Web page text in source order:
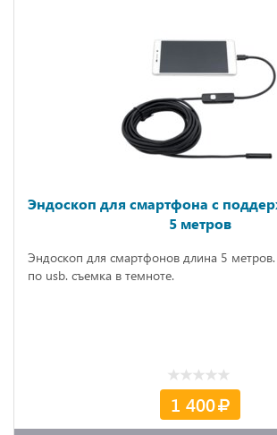
Эндоскоп для смартфона с
5 метров
Эндоскоп для смартфонов длина 5
по usb. съемка в темноте.
1 400